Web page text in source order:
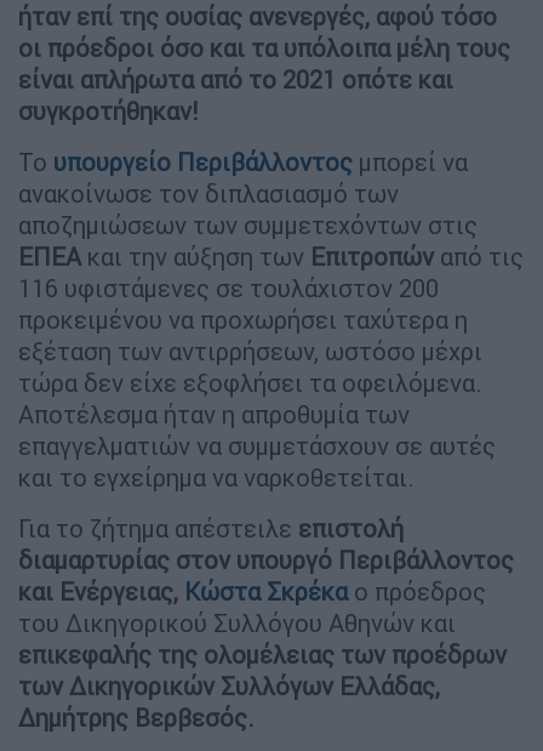
ήταν επί της ουσίας ανενεργές, αφού τόσο
οι πρόεδροι όσο και τα υπόλοιπα μέλη τους
είναι απλήρωτα από το 2021 οπότε και
συγκροτήθηκαν!
Το υπουργείο Περιβάλλοντος μπορεί να
ανακοίνωσε τον διπλασιασμό των
αποζημιώσεων των συμμετεχόντων στις
ΕΠΕΑ και την αύξηση των Επιτροπών από τις
116 υφιστάμενες σε τουλάχιστον 200
προκειμένου να προχωρήσει ταχύτερα η
εξέταση των αντιρρήσεων, ωστόσο μέχρι
τώρα δεν είχε εξοφλήσει τα οφειλόμενα.
Αποτέλεσμα ήταν η απροθυμία των
επαγγελματιών να συμμετάσχουν σε αυτές
και το εγχείρημα να ναρκοθετείται.
Για το ζήτημα απέστειλε επιστολή
διαμαρτυρίας στον υπουργό Περιβάλλοντος
και Ενέργειας, Κώστα Σκρέκαο πρόεδρος
του Δικηγορικού Συλλόγου Αθηνών και
επικεφαλής της ολομέλειας των προέδρων
των Δικηγορικών Συλλόγων Ελλάδας,
Δημήτρης Βερβεσός.